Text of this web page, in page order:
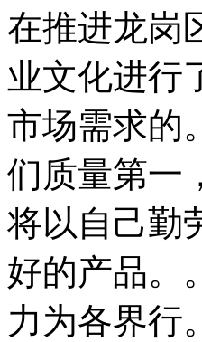
在推进龙岗
业文化进行
市场需求的
们质量第一
将以自己勤
好的产品。
力为各界行